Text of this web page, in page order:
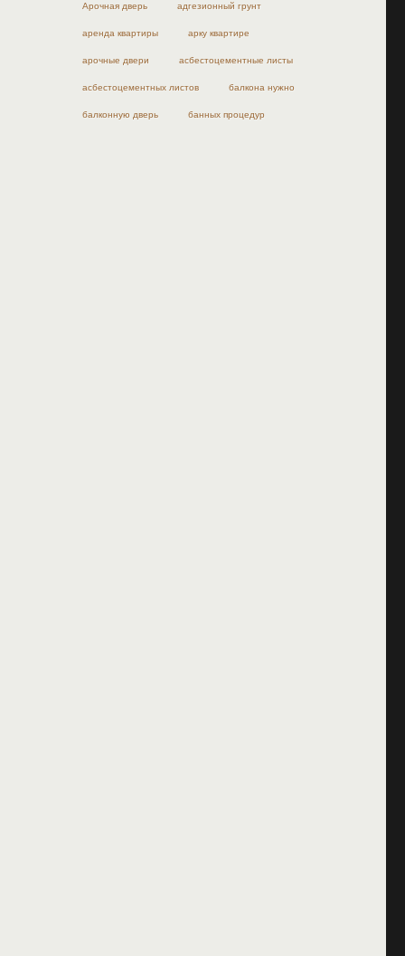
Арочная дверь адгезионный грунт
аренда квартиры арку квартире
арочные двери асбестоцементные листы
асбестоцементных листов балкона нужно
балконную дверь банных процедур